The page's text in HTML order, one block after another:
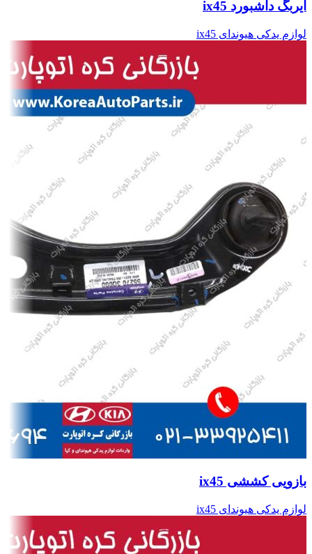
ایربگ داشبورد ix45
لوازم یدکی هیوندای ix45
بازویی کششی ix45
لوازم یدکی هیوندای ix45